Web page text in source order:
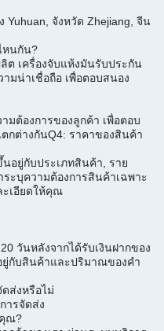
Yuhuan, จังหวัด Zhejiang, จีน
หนกัน?
ต เครื่องจับแห้งมันรับประกัน
มน่าเชื่อถือ เพื่อตอบสนอง
มต้องการของลูกค้า เพื่อตอบ
กต่างกันQ4: ราคาของสินค้า
อยู่กับประเภทสินค้า, ราย
ะบุความต้องการสินค้าเฉพาะ
ะเอียดให้คุณ
วันหลังจากได้รับเงินฝากของ
ยู่กับสินค้าและปริมาณของคํา
ส่งหรือไม่
ารจัดส่ง
ณ?